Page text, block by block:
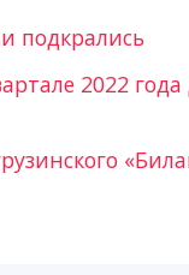
подкрались
2022